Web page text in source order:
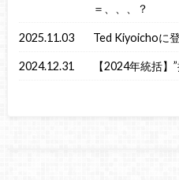
＝、、、？
2025.11.03 Ted Kiyoichoに
2024.12.31 【2024年統括